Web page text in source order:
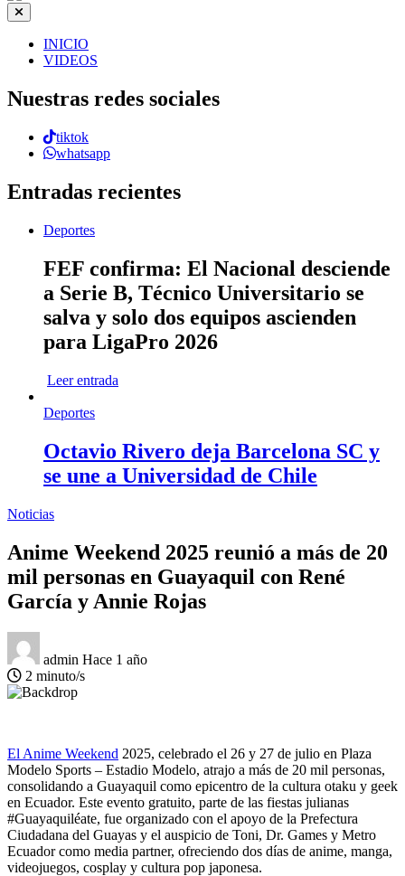
INICIO
VIDEOS
Nuestras redes sociales
tiktok
whatsapp
Entradas recientes
Deportes
FEF confirma: El Nacional desciende
a Serie B, Técnico Universitario se
salva y solo dos equipos ascienden
para LigaPro 2026
Leer entrada
Deportes
Octavio Rivero deja Barcelona SC y
se une a Universidad de Chile
Noticias
Anime Weekend 2025 reunió a más de 20
mil personas en Guayaquil con René
García y Annie Rojas
admin Hace 1 año
2 minuto/s
El Anime Weekend 2025, celebrado el 26 y 27 de julio en Plaza
Modelo Sports – Estadio Modelo, atrajo a más de 20 mil personas,
consolidando a Guayaquil como epicentro de la cultura otaku y geek
en Ecuador. Este evento gratuito, parte de las fiestas julianas
#Guayaquiléate, fue organizado con el apoyo de la Prefectura
Ciudadana del Guayas y el auspicio de Toni, Dr. Games y Metro
Ecuador como media partner, ofreciendo dos días de anime, manga,
videojuegos, cosplay y cultura pop japonesa.